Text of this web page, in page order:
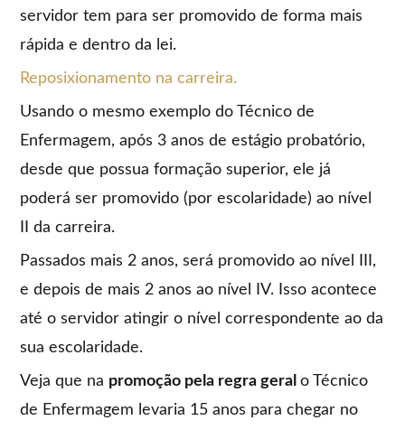
servidor tem para ser promovido de forma mais
rápida e dentro da lei.
Reposixionamento na carreira.
Usando o mesmo exemplo do Técnico de
Enfermagem, após 3 anos de estágio probatório,
desde que possua formação superior, ele já
poderá ser promovido (por escolaridade) ao nível
II da carreira.
Passados mais 2 anos, será promovido ao nível III,
e depois de mais 2 anos ao nível IV. Isso acontece
até o servidor atingir o nível correspondente ao da
sua escolaridade.
Veja que na promoção pela regra geralo Técnico
de Enfermagem levaria 15 anos para chegar no